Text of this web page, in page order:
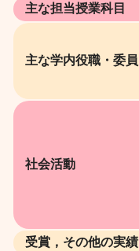
主な担当授業科目
主な学内役職・委員
社会活動
受賞，その他の実績